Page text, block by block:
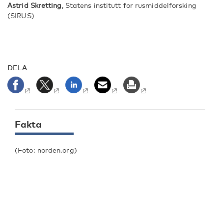
Astrid Skretting, Statens institutt for rusmiddelforsking
(SIRUS)
DELA
Fakta
(Foto: norden.org)